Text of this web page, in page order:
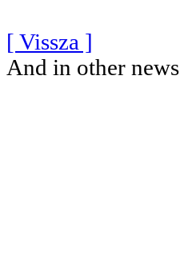
[ Vissza ]
And in other news